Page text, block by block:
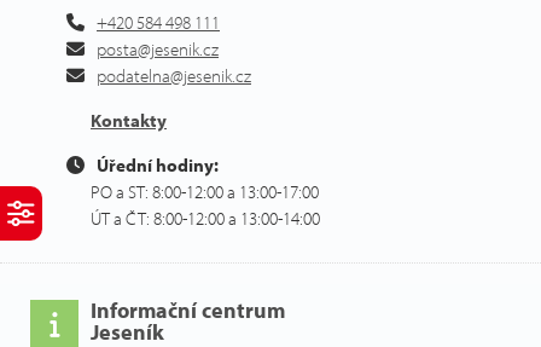
+420 584 498 111
posta@jesenik.cz
podatelna@jesenik.cz
Kontakty
Úřední hodiny:
PO a ST: 8:00-12:00 a 13:00-17:00
ÚT a ČT: 8:00-12:00 a 13:00-14:00
Informační centrum
Jeseník